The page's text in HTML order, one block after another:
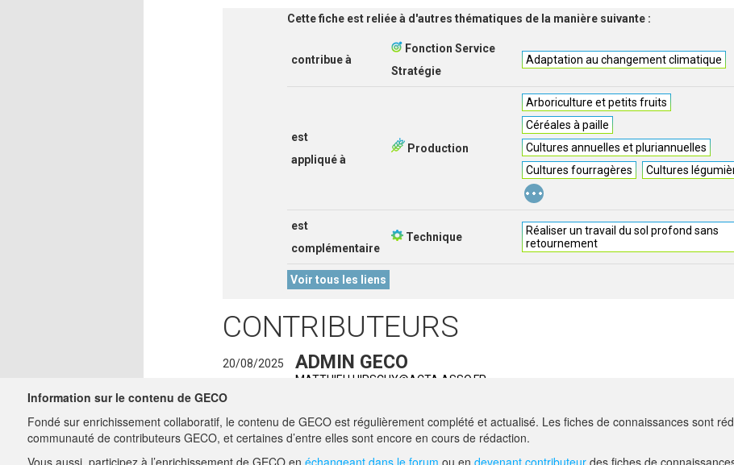
Cette fiche est reliée à d'autres thématiques de la manière suivante :
contribue à
Fonction Service
Stratégie
Adaptation au changement climatique
est
appliqué à
Production
Arboriculture et petits fruits
Céréales à paille
Cultures annuelles et pluriannuelles
Cultures fourragères
Cultures
...
est
complémentaire
Technique
Réaliser un travail du sol profond sans
retournement
Voir tous les liens
CONTRIBUTEURS
20/08/2025 ADMIN GECO
MATTHIEU.HIRSCHY@ACTA.ASSO.FR
charge-mission -ELSA.GALIANO@ACTA.ASSO.FR
Information sur le contenu de GECO
Fondé sur enrichissement collaboratif, le contenu de GECO est régulièrement complété et actualisé. Les fiches de connaissances sont
communauté de contributeurs GECO, et certaines d’entre elles sont encore en cours de rédaction.
Vous aussi, participez à l’enrichissement de GECO en échangeant dans le forum ou en devenant contributeur des fiches de